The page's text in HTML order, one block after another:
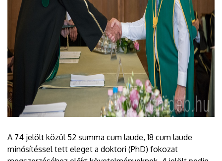
A 74 jelölt közül 52 summa cum laude, 18 cum laude
minősítéssel tett eleget a doktori (PhD) fokozat